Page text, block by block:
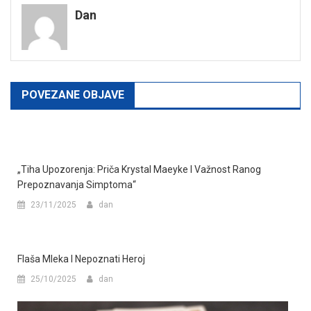
Dan
POVEZANE OBJAVE
„Tiha Upozorenja: Priča Krystal Maeyke I Važnost Ranog
Prepoznavanja Simptoma“
23/11/2025 dan
Flaša Mleka I Nepoznati Heroj
25/10/2025 dan